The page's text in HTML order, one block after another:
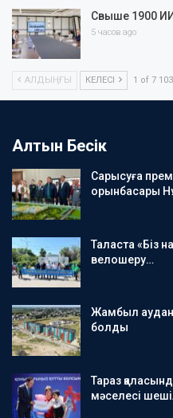
Свыше 1900
5 часов ago
АЛДЫҢҒЫ КЕЛЕСІ 1 of 7 103
Алтын Бесік
Сарысуға
орынбасары
Таласта «Біз
велошеру…
Жамбыл
болды
Тараз
мәселесі